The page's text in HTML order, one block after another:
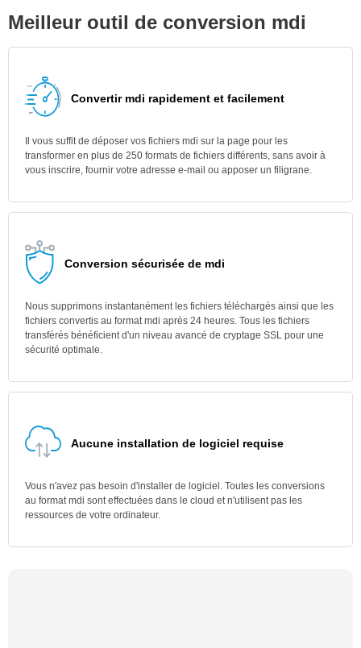
Meilleur outil de conversion mdi
Convertir mdi rapidement et facilement
Il vous suffit de déposer vos fichiers mdi sur la page pour les
transformer en plus de 250 formats de fichiers différents, sans avoir à
vous inscrire, fournir votre adresse e-mail ou apposer un filigrane.
Conversion sécurisée de mdi
Nous supprimons instantanément les fichiers téléchargés ainsi que les
fichiers convertis au format mdi après 24 heures. Tous les fichiers
transférés bénéficient d'un niveau avancé de cryptage SSL pour une
sécurité optimale.
Aucune installation de logiciel requise
Vous n'avez pas besoin d'installer de logiciel. Toutes les conversions
au format mdi sont effectuées dans le cloud et n'utilisent pas les
ressources de votre ordinateur.